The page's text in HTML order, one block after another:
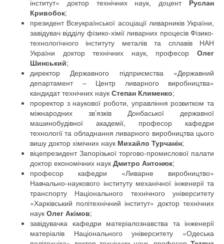
інститут» доктор технічних наук, доцент Руслан
Кривобок;
президент Всеукраїнської асоціації ливарників України,
завідувач відділу фізико-хімії ливарних процесів Фізико-
технологічного інституту металів та сплавів НАН
України доктор технічних наук, професор Олег
Шинський;
директор Державного підприємства «Державний
департамент – Центр ливарного виробництва»
кандидат технічних наук Степан Клименко;
проректор з наукової роботи, управління розвитком та
міжнародних зв’язків Донбаської державної
машинобудівної академії, професор кафедри
технології та обладнання ливарного виробництва цього
вишу доктор хімічних наук Михайло Турчанін;
віцепрезидент Запорізької торгово-промислової палати
доктор економічних наук Дмитро Антонюк;
професор кафедри «Ливарне виробництво»
Навчально-наукового інституту механічної інженерії та
транспорту Національного технічного університету
«Харківський політехнічний інститут» доктор технічних
наук Олег Акімов;
завідувачка кафедри матеріалознавства та інженерії
матеріалів Національного університету «Одеська